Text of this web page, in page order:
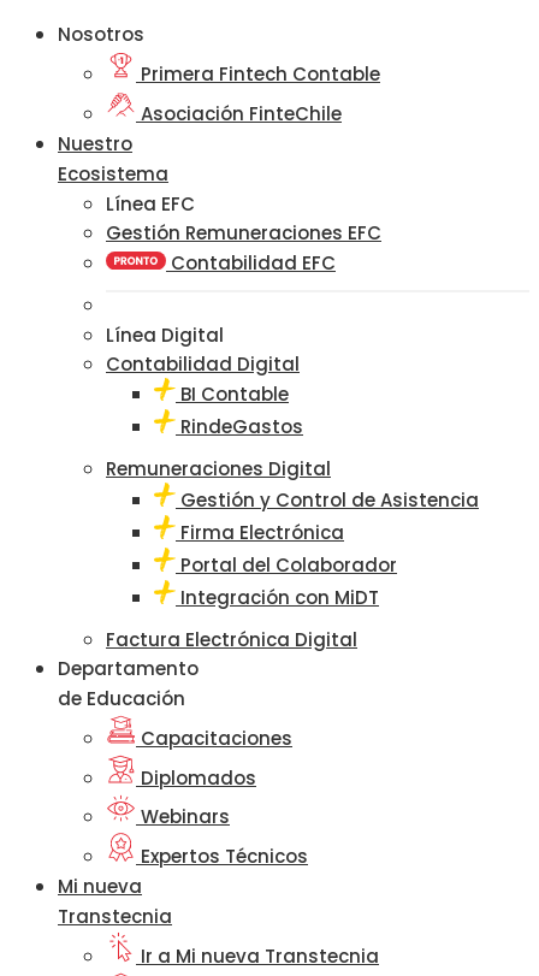
Nosotros
Primera Fintech Contable
Asociación FinteChile
Nuestro
Ecosistema
Línea EFC
Gestión Remuneraciones EFC
Contabilidad EFC
Línea Digital
Contabilidad Digital
BI Contable
RindeGastos
Remuneraciones Digital
Gestión y Control de Asistencia
Firma Electrónica
Portal del Colaborador
Integración con MiDT
Factura Electrónica Digital
Departamento
de Educación
Capacitaciones
Diplomados
Webinars
Expertos Técnicos
Mi nueva
Transtecnia
Ir a Mi nueva Transtecnia